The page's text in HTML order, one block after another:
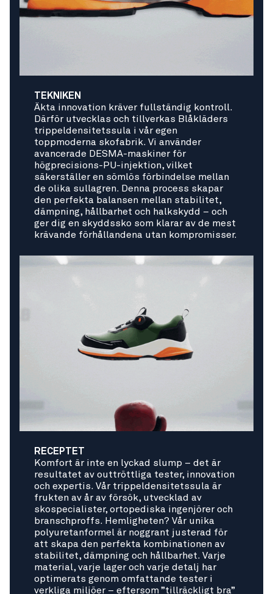
TEKNIKEN
Äkta innovation kräver fullständig kontroll.
Därför utvecklas och tillverkas Blåkläders
trippeldensitetssula i vår egen
toppmoderna skofabrik. Vi använder
avancerade DESMA-maskiner för
högprecisions-PU-injektion, vilket
säkerställer en sömlös förbindelse mellan
de olika sullagren. Denna process skapar
den perfekta balansen mellan stabilitet,
dämpning, hållbarhet och halkskydd – och
ger dig en skyddssko som klarar av de mest
krävande förhållandena utan kompromisser.
RECEPTET
Komfort är inte en lyckad slump – det är
resultatet av outtröttliga tester, innovation
och expertis. Vår trippeldensitetssula är
frukten av år av försök, utvecklad av
skospecialister, ortopediska ingenjörer och
branschproffs. Hemligheten? Vår unika
polyuretanformel är noggrant justerad för
att skapa den perfekta kombinationen av
stabilitet, dämpning och hållbarhet. Varje
material, varje lager och varje detalj har
optimerats genom omfattande tester i
verkliga miljöer – eftersom ”tillräckligt bra”